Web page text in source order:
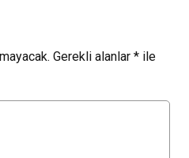
Gerekli alanlar * ile